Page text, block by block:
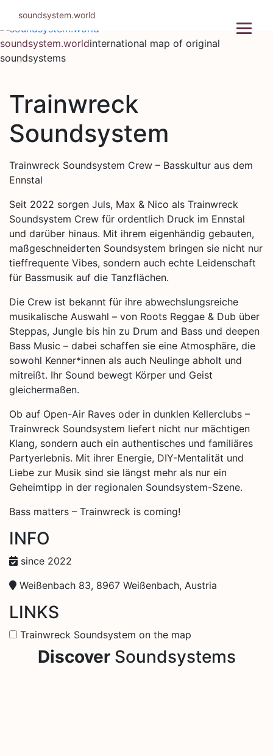
content
soundsystem.worldinternational map of original
soundsystems
Trainwreck
Soundsystem
Trainwreck Soundsystem Crew – Basskultur aus dem
Ennstal
Seit 2022 sorgen Juls, Max & Nico als Trainwreck
Soundsystem Crew für ordentlich Druck im Ennstal
und darüber hinaus. Mit ihrem eigenhändig gebauten,
maßgeschneiderten Soundsystem bringen sie nicht nur
tieffrequente Vibes, sondern auch echte Leidenschaft
für Bassmusik auf die Tanzflächen.
Die Crew ist bekannt für ihre abwechslungsreiche
musikalische Auswahl – von Roots Reggae & Dub über
Steppas, Jungle bis hin zu Drum and Bass und deepen
Bass Music – dabei schaffen sie eine Atmosphäre, die
sowohl Kenner*innen als auch Neulinge abholt und
mitreißt. Ihr Sound bewegt Körper und Geist
gleichermaßen.
Ob auf Open-Air Raves oder in dunklen Kellerclubs –
Trainwreck Soundsystem liefert nicht nur mächtigen
Klang, sondern auch ein authentisches und familiäres
Partyerlebnis. Mit ihrer Energie, DIY-Mentalität und
Liebe zur Musik sind sie längst mehr als nur ein
Geheimtipp in der regionalen Soundsystem-Szene.
Bass matters – Trainwreck is coming!
INFO
since 2022
Weißenbach 83, 8967 Weißenbach, Austria
LINKS
Trainwreck Soundsystem on the map
DiscoverSoundsystems
soundsystem.world